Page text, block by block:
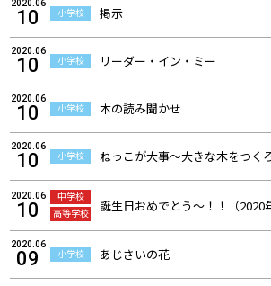
2020.06
10 小学校 掲示
2020.06
10 小学校 リーダー・イン・ミー
2020.06
10 小学校 本の読み聞かせ
2020.06
10 小学校 ねっこが大事～大きな木をつく
2020.06
10
中学校
高等学校
誕生日おめでとう～！！（2020
2020.06
09 小学校 あじさいの花